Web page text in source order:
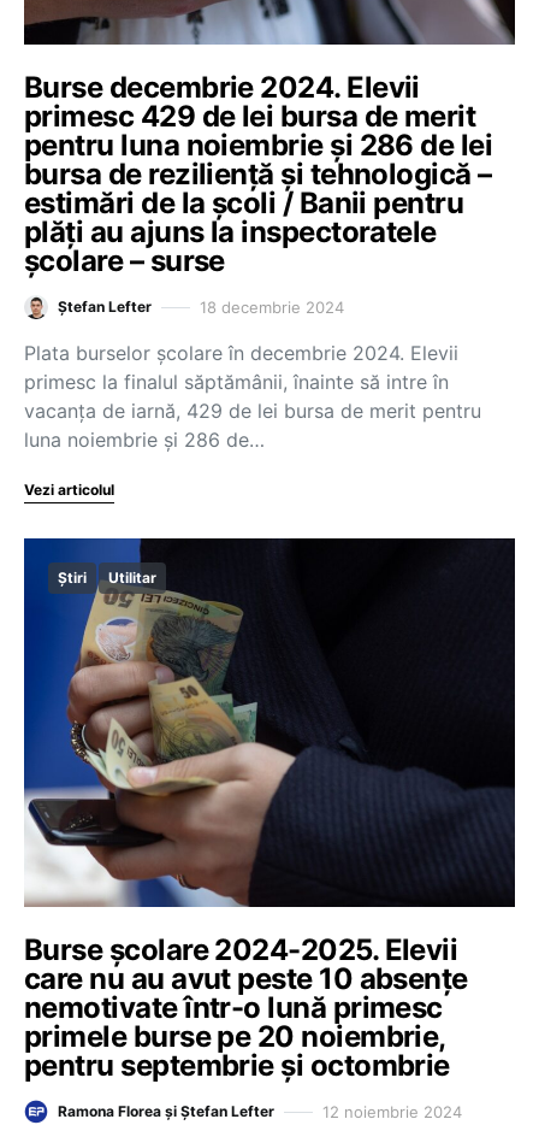
Burse decembrie 2024. Elevii
primesc 429 de lei bursa de merit
pentru luna noiembrie și 286 de lei
bursa de reziliență și tehnologică –
estimări de la școli / Banii pentru
plăți au ajuns la inspectoratele
școlare – surse
Ștefan Lefter 18 decembrie 2024
Plata burselor școlare în decembrie 2024. Elevii
primesc la finalul săptămânii, înainte să intre în
vacanța de iarnă, 429 de lei bursa de merit pentru
luna noiembrie și 286 de…
Vezi articolul
Știri Utilitar
Burse școlare 2024-2025. Elevii
care nu au avut peste 10 absențe
nemotivate într-o lună primesc
primele burse pe 20 noiembrie,
pentru septembrie și octombrie
Ramona Florea și Ștefan Lefter 12 noiembrie 2024